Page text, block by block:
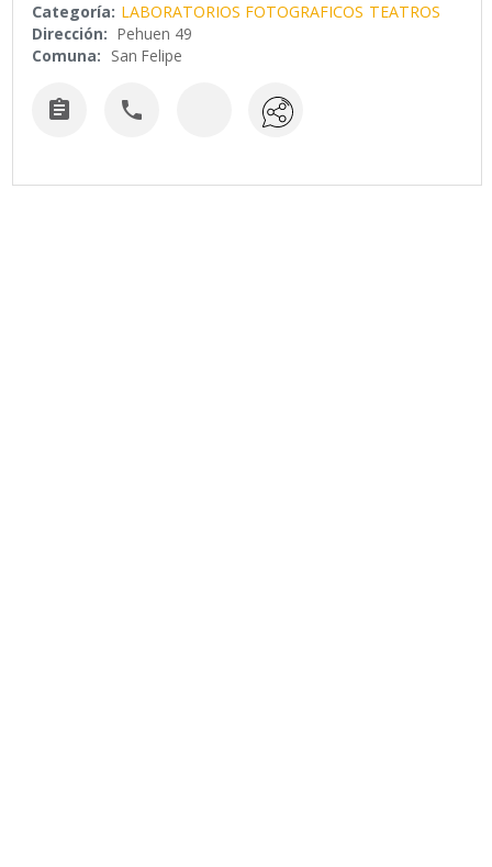
Categoría: LABORATORIOS FOTOGRAFICOS TEATROS
Dirección: Pehuen 49
Comuna: San Felipe
 